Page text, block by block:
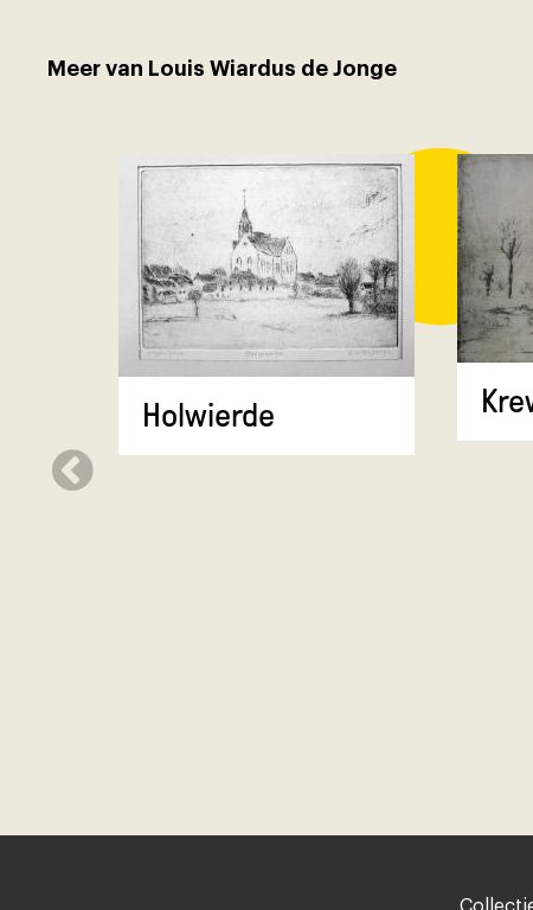
Meer van Louis Wiardus de Jonge
Holwierde